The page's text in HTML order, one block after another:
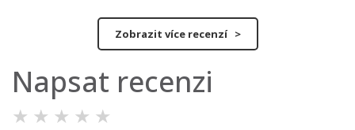
Zobrazit více recenzí >
Napsat recenzi
★ ★ ★ ★ ★